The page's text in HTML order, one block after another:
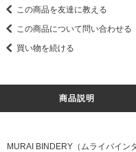
この商品を友達に教える
この商品について問い合わせる
買い物を続ける
商品説明
MURAI BINDERY（ムライバイン